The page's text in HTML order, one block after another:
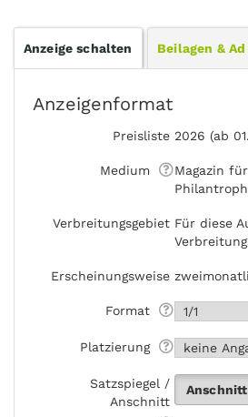
Anzeige schalten Beilagen &
Anzeigenformat
Preisliste 2026 (ab
Medium
Magazin
Verbreitungsgebiet Für diese
Erscheinungsweise
Format
Platzierung
Satzspiegel /
Anschnitt
Anschnitt